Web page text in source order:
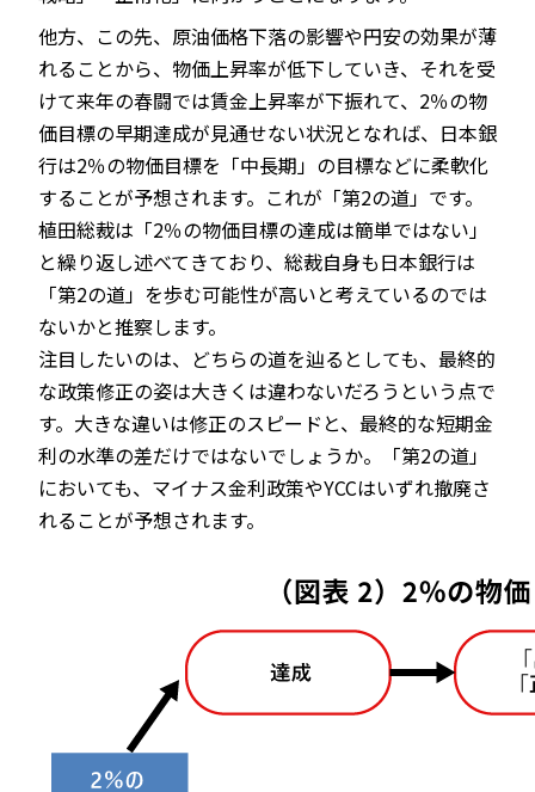
他方、この先、原油価格下落の影響や円安の効果が薄
れることから、物価上昇率が低下していき、それを受
けて来年の春闘では賃金上昇率が下振れて、2％の物
価目標の早期達成が見通せない状況となれば、日本銀
行は2％の物価目標を「中長期」の目標などに柔軟化
することが予想されます。これが「第2の道」です。
植田総裁は「2％の物価目標の達成は簡単ではない」
と繰り返し述べてきており、総裁自身も日本銀行は
「第2の道」を歩む可能性が高いと考えているのでは
ないかと推察します。
注目したいのは、どちらの道を辿るとしても、最終的
な政策修正の姿は大きくは違わないだろうという点で
す。大きな違いは修正のスピードと、最終的な短期金
利の水準の差だけではないでしょうか。「第2の道」
においても、マイナス金利政策やYCCはいずれ撤廃さ
れることが予想されます。